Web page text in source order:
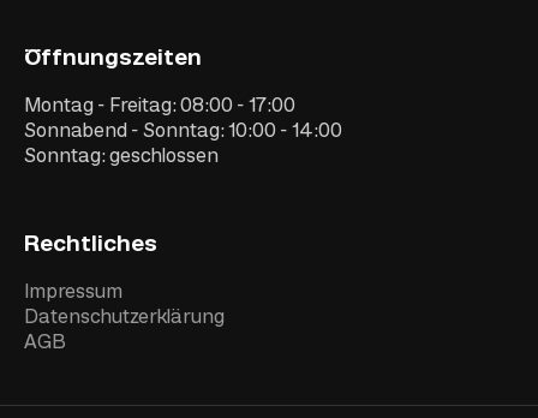
Öffnungszeiten
Montag - Freitag: 08:00 - 17:00
Sonnabend - Sonntag: 10:00 - 14:00
Sonntag: geschlossen
Rechtliches
Impressum
Datenschutzerklärung
AGB